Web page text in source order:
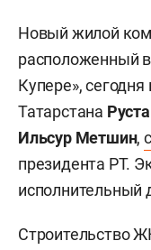
Новый жилой
расположенный
Купере»,
Татарстана
Ильсур Метшин,
президента РТ.
Строительство